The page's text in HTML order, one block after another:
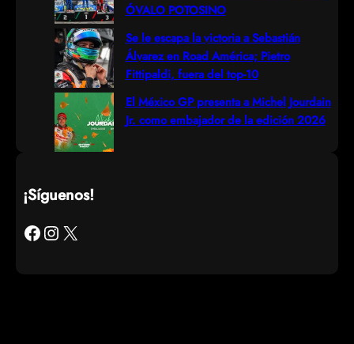
ÓVALO POTOSINO
Se le escapa la victoria a Sebastián
Álvarez en Road América; Pietro
Fittipaldi, fuera del top-10
El México GP presenta a Michel Jourdain
Jr. como embajador de la edición 2026
¡Síguenos!
Facebook Instagram X